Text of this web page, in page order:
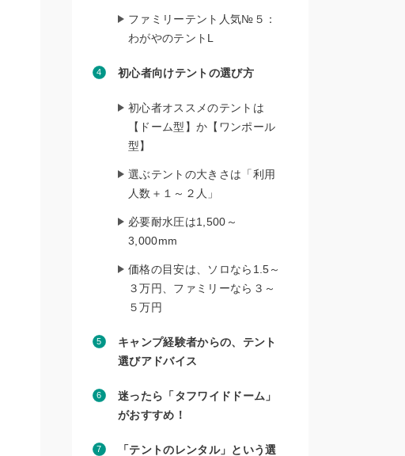
ファミリーテント人気№５：
わがやのテントL
初心者向けテントの選び方
初心者オススメのテントは
【ドーム型】か【ワンポール
型】
選ぶテントの大きさは「利用
人数＋１～２人」
必要耐水圧は1,500～
3,000mm
価格の目安は、ソロなら1.5～
３万円、ファミリーなら３～
５万円
キャンプ経験者からの、テント
選びアドバイス
迷ったら「タフワイドドーム」
がおすすめ！
「テントのレンタル」という選